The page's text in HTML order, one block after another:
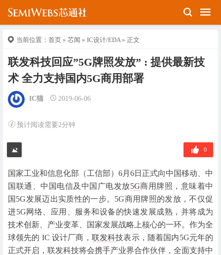
当前位置： 首页 » 芯闻 » IC设计/EDA» 正文
联发科技回应”5G牌照发放” : 提供最新技
术 全力支持国内5G商用部署
IC猫 2019-06-06
预计阅读需要2分钟
0
国家工业和信息化部（工信部）6月6日正式向中国移动、中
国联通、中国电信及中国广电发放5G商用牌照，意味着中
国5G发展迈出实质性的一步。5G商用牌照的发放，不仅促
进5G网络、应用、服务和设备的快速发展成熟，并将成为
技术创新、产业变革、国家发展战略上核心的一环。作为全
球领先的 IC 设计厂商， 联发科技表示，随着国内5G元年的
正式开启，联发科技将会携手产业界合作伙伴，全面支持中